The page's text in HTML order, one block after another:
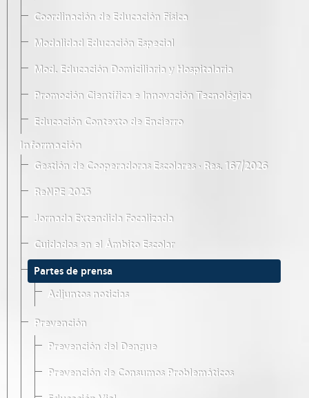
Coordinación de Educación Física
Modalidad Educación Especial
Mod. Educación Domiciliaria y Hospitalaria
Promoción Científica e Innovación Tecnológica
Educación Contexto de Encierro
Información
Gestión de Cooperadoras Escolares · Res. 167/2026
ReNPE 2025
Jornada Extendida Focalizada
Cuidados en el Ámbito Escolar
Partes de prensa
Adjuntos noticias
Prevención
Prevención del Dengue
Prevención de Consumos Problemáticos